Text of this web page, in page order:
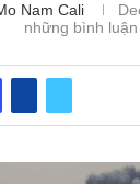
Nam Cali
những bình luận